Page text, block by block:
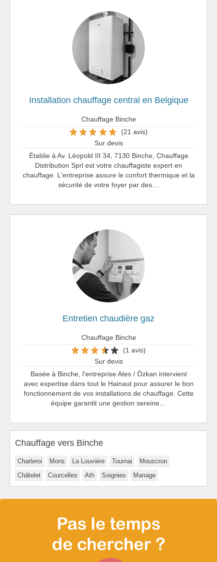
Installation chauffage central en Belgique
Chauffage Binche
(21 avis)
Sur devis
Établie à Av. Léopold III 34, 7130 Binche, Chauffage
Distribution Sprl est votre chauffagiste expert en
chauffage. L'entreprise assure le confort thermique et la
sécurité de votre foyer par des…
Entretien chaudière gaz
Chauffage Binche
(1 avis)
Sur devis
Basée à Binche, l'entreprise Ates / Özkan intervient
avec expertise dans tout le Hainaut pour assurer le bon
fonctionnement de vos installations de chauffage. Cette
équipe garantit une gestion sereine…
Chauffage vers Binche
Charleroi Mons La Louvière Tournai
Mouscron
Châtelet
Courcelles Ath Soignies Manage